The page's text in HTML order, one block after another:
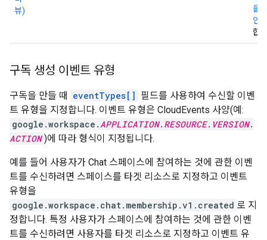
뷰)
을
인
합
구독 생성 이벤트 유형
구독을 만들 때 eventTypes[] 필드를 사용하여 수신할 이벤
트 유형을 지정합니다. 이벤트 유형은 CloudEvents 사양(예:
google.workspace.APPLICATION. RESOURCE. VERSION.
ACTION )에 따라 형식이 지정됩니다.
예를 들어 사용자가 Chat 스페이스에 참여하는 것에 관한 이벤
트를 수신하려면 스페이스를 타겟 리소스로 지정하고 이벤트
유형을
google.workspace.chat.membership.v1.created 로 지
정합니다. 특정 사용자가 스페이스에 참여하는 것에 관한 이벤
트를 수신하려면 사용자를 타겟 리소스로 지정하고 이벤트 유